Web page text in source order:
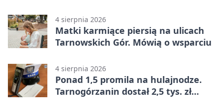
4 sierpnia 2026
Matki karmiące piersią na ulicach
Tarnowskich Gór. Mówią o wsparciu
4 sierpnia 2026
Ponad 1,5 promila na hulajnodze.
Tarnogórzanin dostał 2,5 tys. zł